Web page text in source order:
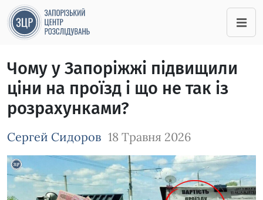
Чому у Запоріжжі підвищили
ціни на проїзд і що не так із
розрахунками?
Сергей Сидоров 18 Травня 2026
Зображення завантажується